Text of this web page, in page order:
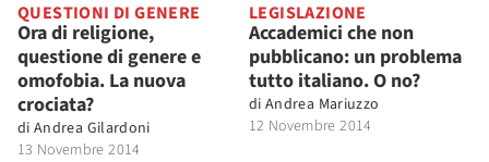
QUESTIONI DI GENERE
Ora di religione,
questione di genere e
omofobia. La nuova
crociata?
di Andrea Gilardoni
13 Novembre 2014
LEGISLAZIONE
Accademici che non
pubblicano: un problema
tutto italiano. O no?
di Andrea Mariuzzo
12 Novembre 2014